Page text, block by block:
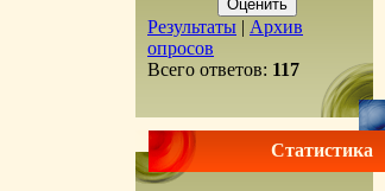
Результаты | Архив
опросов
Всего ответов: 117
Статистика